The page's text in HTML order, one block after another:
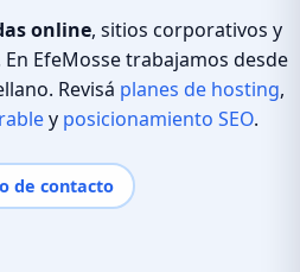
online, sitios corporativos y
En EfeMosse trabajamos desde
Revisá planes de hosting,
y posicionamiento SEO.
de contacto